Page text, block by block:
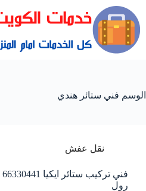
الوسم فني ستائر هندي
نقل عفش
رول